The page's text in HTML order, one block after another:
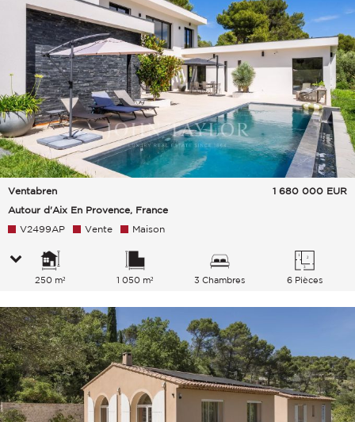
Ventabren
Autour d'Aix En Provence, France
1 680 000 EUR
V2499AP Vente Maison
250 m² 1 050 m² 3 Chambres 6 Pièces